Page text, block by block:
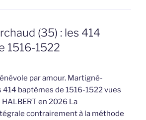
(35) : les 414
1516-1522
par amour. Martigné-
414 baptêmes de 1516-1522 vues
en 2026 La
contrairement à la méthode